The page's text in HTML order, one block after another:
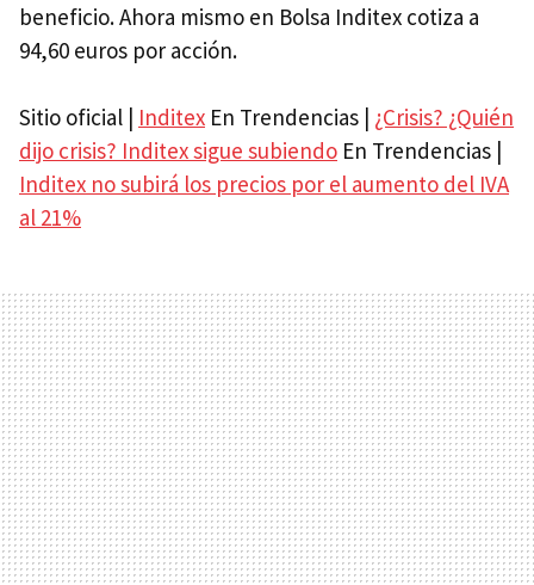
beneficio. Ahora mismo en Bolsa Inditex cotiza a
94,60 euros por acción.
Sitio oficial | Inditex En Trendencias | ¿Crisis? ¿Quién
dijo crisis? Inditex sigue subiendo En Trendencias |
Inditex no subirá los precios por el aumento del IVA
al 21%